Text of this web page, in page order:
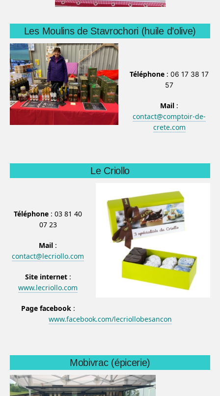
Les Moulins de Stavrochori (huile d’olive)
Téléphone : 06 17 38 17
57
Mail :
contact@comptoir-de-
crete.com
Le Criollo
Téléphone : 03 81 40
07 23
Mail :
contact@lecriollo.com
Site internet:
www.lecriollo.com
Page facebook:
www.facebook.com/lecriollobesancon
Mobivrac (épicerie)